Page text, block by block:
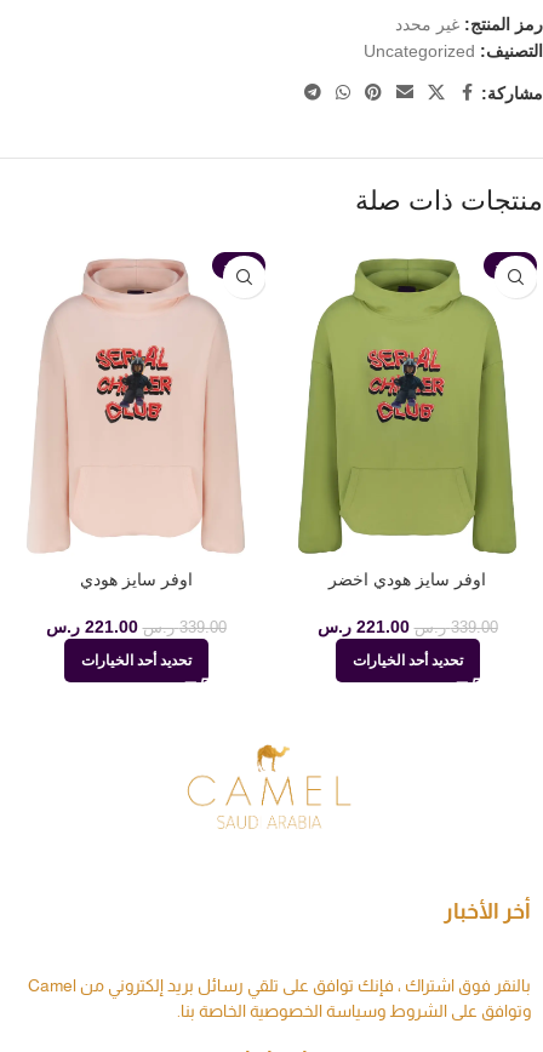
رمز المنتج: غير محدد
التصنيف: Uncategorized
مشاركة:
منتجات ذات صلة
-35%
اوفر سايز هودي اخضر
339.00 ر.س 221.00 ر.س
تحديد أحد الخيارات
-35%
اوفر سايز هودي
339.00 ر.س 221.00 ر.س
تحديد أحد الخيارات
أخر الأخبار
بالنقر فوق اشتراك ، فإنك توافق على تلقي رسائل بريد إلكتروني من Camel
وتوافق على الشروط وسياسة الخصوصية الخاصة بنا.